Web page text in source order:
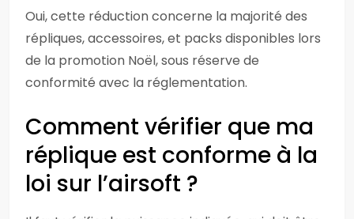
Oui, cette réduction concerne la majorité des
répliques, accessoires, et packs disponibles lors
de la promotion Noël, sous réserve de
conformité avec la réglementation.
Comment vérifier que ma
réplique est conforme à la
loi sur l’airsoft ?